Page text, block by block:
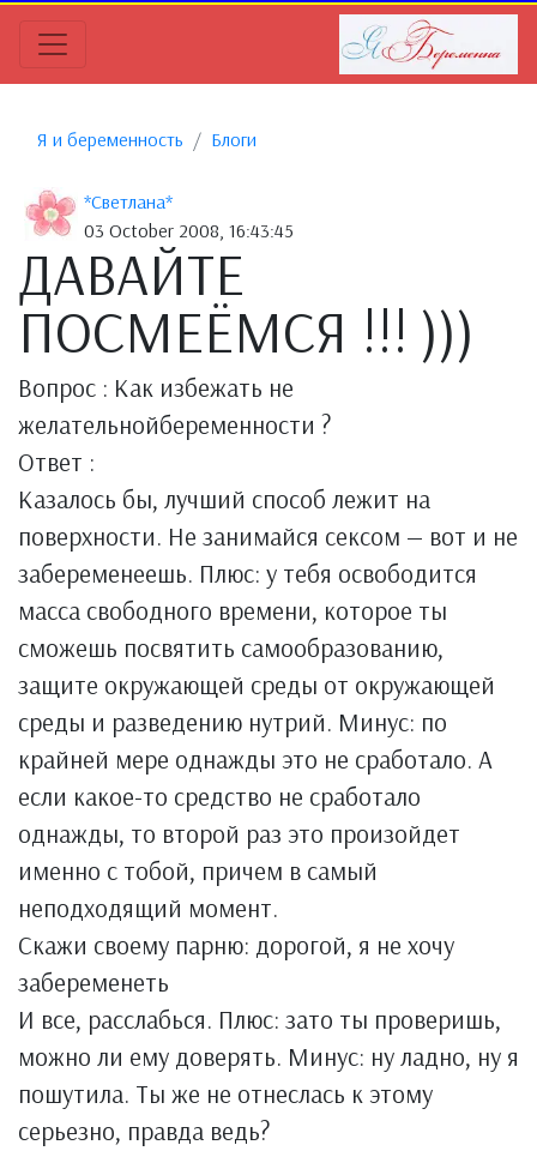
Я и беременность Блоги
*Светлана*
03 October 2008, 16:43:45
ДАВАЙТЕ
ПОСМЕЁМСЯ !!! )))
Вопрос : Как избежать не
желательнойбеременности ?
Ответ :
Казалось бы, лучший способ лежит на
поверхности. Не занимайся сексом — вот и не
забеременеешь. Плюс: у тебя освободится
масса свободного времени, которое ты
сможешь посвятить самообразованию,
защите окружающей среды от окружающей
среды и разведению нутрий. Минус: по
крайней мере однажды это не сработало. А
если какое-то средство не сработало
однажды, то второй раз это произойдет
именно с тобой, причем в самый
неподходящий момент.
Скажи своему парню: дорогой, я не хочу
забеременеть
И все, расслабься. Плюс: зато ты проверишь,
можно ли ему доверять. Минус: ну ладно, ну я
пошутила. Ты же не отнеслась к этому
серьезно, правда ведь?